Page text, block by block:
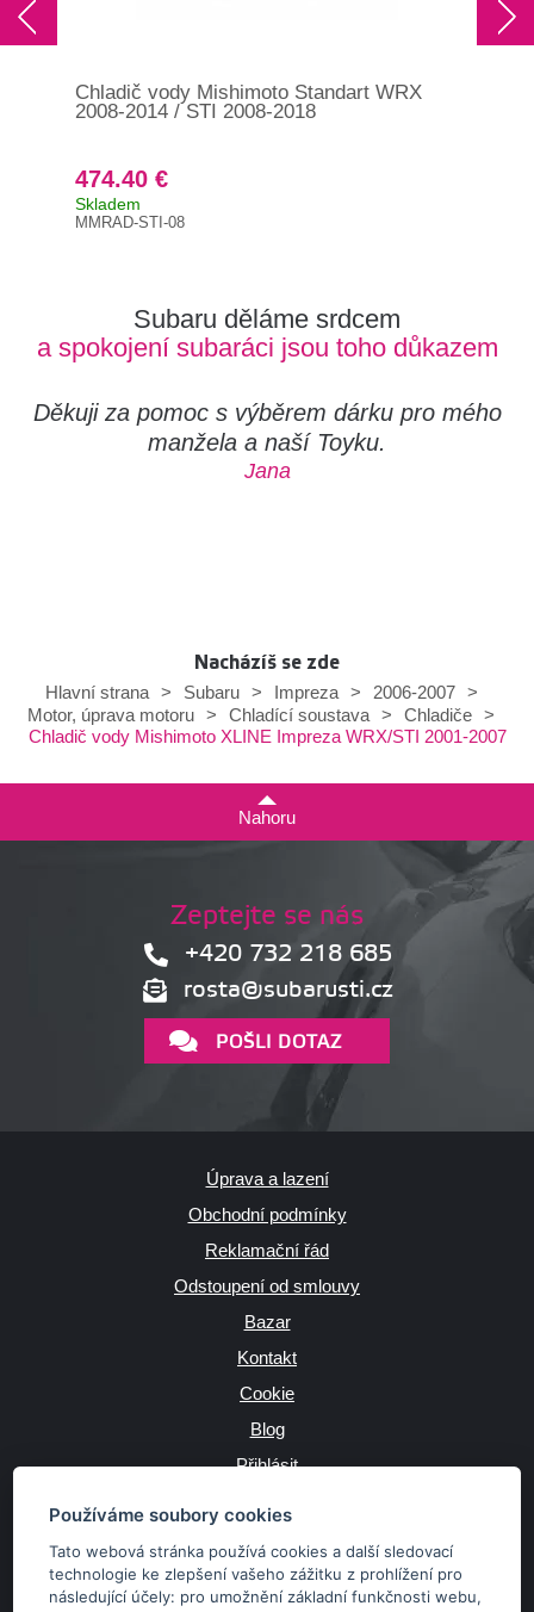
Používáme soubory cookies
Tato webová stránka používá cookies a další sledovací
technologie ke zlepšení vašeho zážitku z prohlížení pro
následující účely: pro umožnění základní funkčnosti webu,
Chladič vody Mishimoto Standart WRX
2008-2014 / STI 2008-2018
474.40 €
Skladem
MMRAD-STI-08
Subaru děláme srdcem
a spokojení subaráci jsou toho důkazem
Děkuji za pomoc s výběrem dárku pro mého
manžela a naší Toyku.
Jana
Nacházíš se zde
Hlavní strana
> Subaru > Impreza > 2006-2007
>
Motor, úprava motoru > Chladící soustava > Chladiče >
Chladič vody Mishimoto XLINE Impreza WRX/STI 2001-2007
Nahoru
Zeptejte se nás
+420 732 218 685
rosta@subarusti.cz
POŠLI DOTAZ
Úprava a lazení
Obchodní podmínky
Reklamační řád
Odstoupení od smlouvy
Bazar
Kontakt
Cookie
Blog
Přihlásit
JAZYK